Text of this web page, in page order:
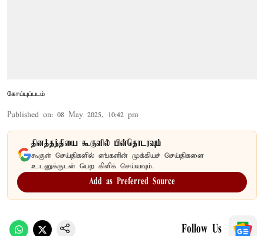
கோப்புப்படம்
Published on: 08 May 2025, 10:42 pm
தினத்தந்தியை கூகுளில் பின்தொடரவும்
கூகுள் செய்திகளில் எங்களின் முக்கியச் செய்திகளை
உடனுக்குடன் பெற கிளிக் செய்யவும்.
Add as Preferred Source
Follow Us